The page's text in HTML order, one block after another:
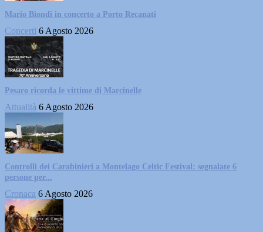
Mario Biondi in concerto a Porto Recanati
Concerti 6 Agosto 2026
Pesaro ricorda le vittime di Marcinelle
Attualità 6 Agosto 2026
Controlli dei Carabinieri a Montelago Celtic Festival: segnalate 6
persone per...
Cronaca 6 Agosto 2026